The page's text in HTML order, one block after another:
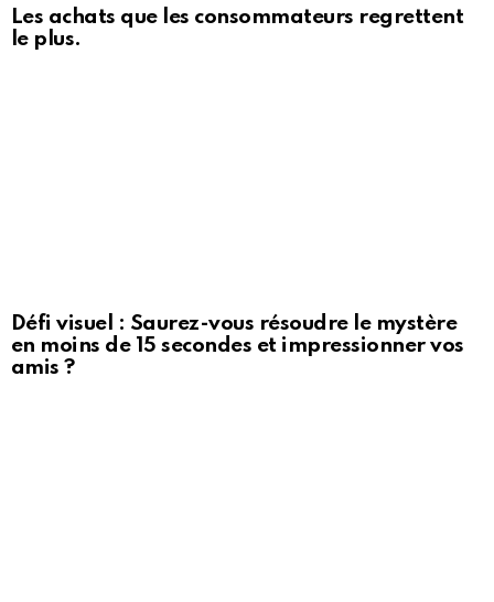
Les achats que les consommateurs regrettent
le plus.
Défi visuel : Saurez-vous résoudre le mystère
en moins de 15 secondes et impressionner vos
amis ?